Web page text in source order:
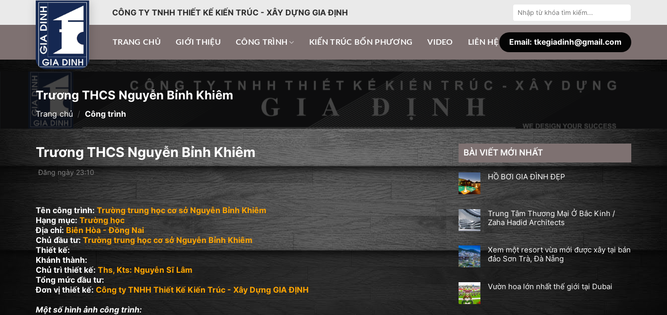
CÔNG TY TNHH THIẾT KẾ KIẾN TRÚC - XÂY DỰNG GIA ĐỊNH
kiếm:
TRANG CHỦ GIỚI THIỆU CÔNG TRÌNH KIẾN TRÚC BỐN PHƯƠNG VIDEO LIÊN HỆ Email: tkegiadinh@gmail.com
Trương THCS Nguyễn Bỉnh Khiêm
Trang chủ / Công trình
Trương THCS Nguyễn Bỉnh Khiêm
Đăng ngày 23:10
Tên công trình:Trường trung học cơ sở Nguyễn Bỉnh Khiêm
Hạng mục: Trường học
Địa chỉ: Biên Hòa - Đồng Nai
Chủ đầu tư:Trường trung học cơ sở Nguyễn Bỉnh Khiêm
Thiết kế:
Khánh thành:
Chủ trì thiết kế: Ths, Kts: Nguyễn Sĩ Lâm
Tổng mức đầu tư:
Đơn vị thiết kế: Công ty TNHH Thiết Kế Kiến Trúc - Xây Dựng GIA ĐỊNH
Một số hình ảnh công trình:
BÀI VIẾT MỚI NHẤT
HỒ BƠI GIA ĐÌNH ĐẸP
Trung Tâm Thương Mại Ở Bắc Kinh /
Zaha Hadid Architects
Xem một resort vừa mới được xây tại bán
đảo Sơn Trà, Đà Nẵng
Vườn hoa lớn nhất thế giới tại Dubai